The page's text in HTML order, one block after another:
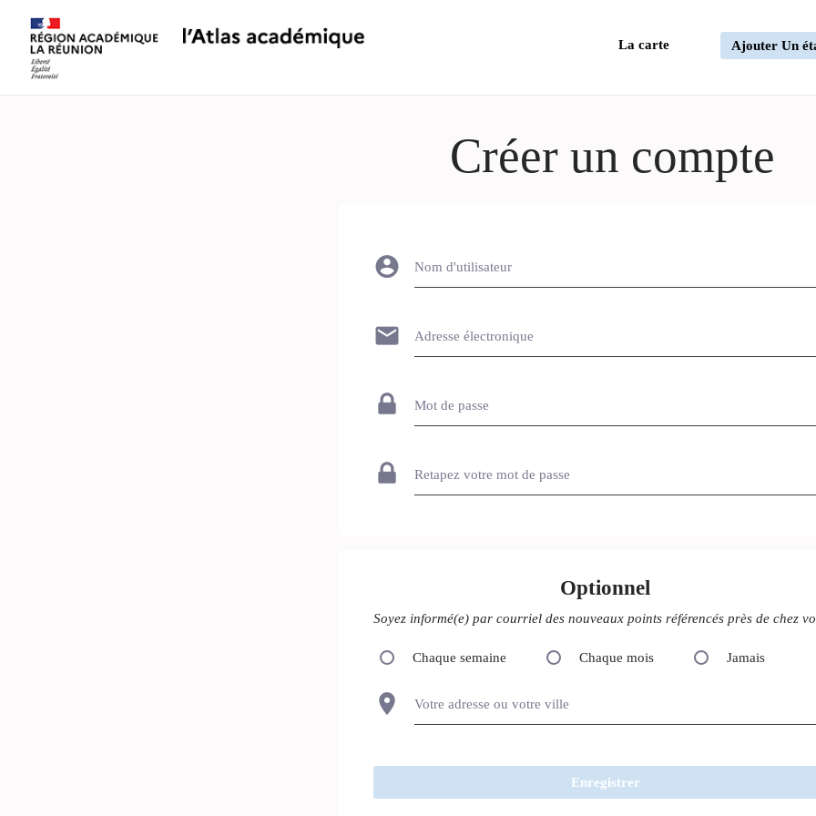
La carte Ajouter Un
Créer un compte
Nom d'utilisateur
Adresse électronique
Mot de passe
Retapez votre mot de passe
Optionnel
Soyez informé(e) par courriel des nouveaux points référencés près de chez
Chaque semaine Chaque mois Jamais
Votre adresse ou votre ville